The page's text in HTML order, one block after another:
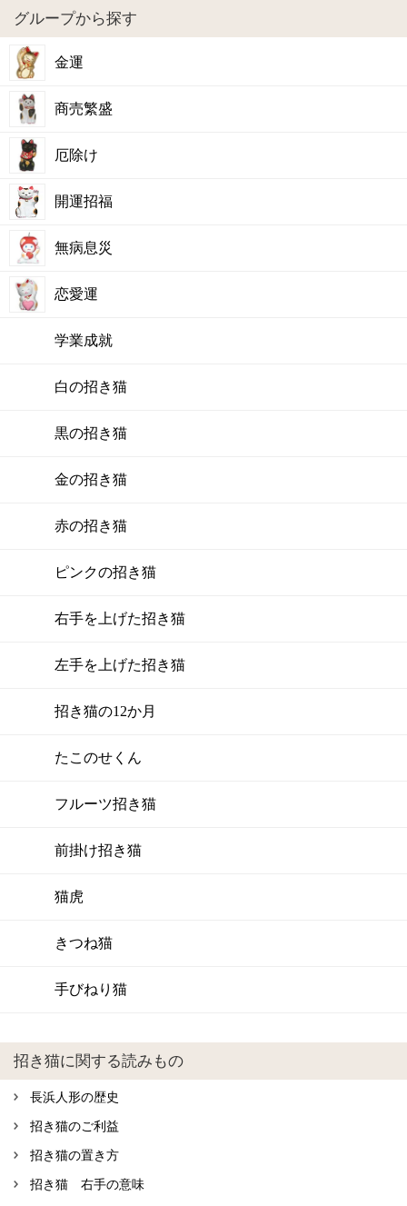
グループから探す
金運
商売繁盛
厄除け
開運招福
無病息災
恋愛運
学業成就
白の招き猫
黒の招き猫
金の招き猫
赤の招き猫
ピンクの招き猫
右手を上げた招き猫
左手を上げた招き猫
招き猫の12か月
たこのせくん
フルーツ招き猫
前掛け招き猫
猫虎
きつね猫
手びねり猫
招き猫に関する読みもの
長浜人形の歴史
招き猫のご利益
招き猫の置き方
招き猫 右手の意味